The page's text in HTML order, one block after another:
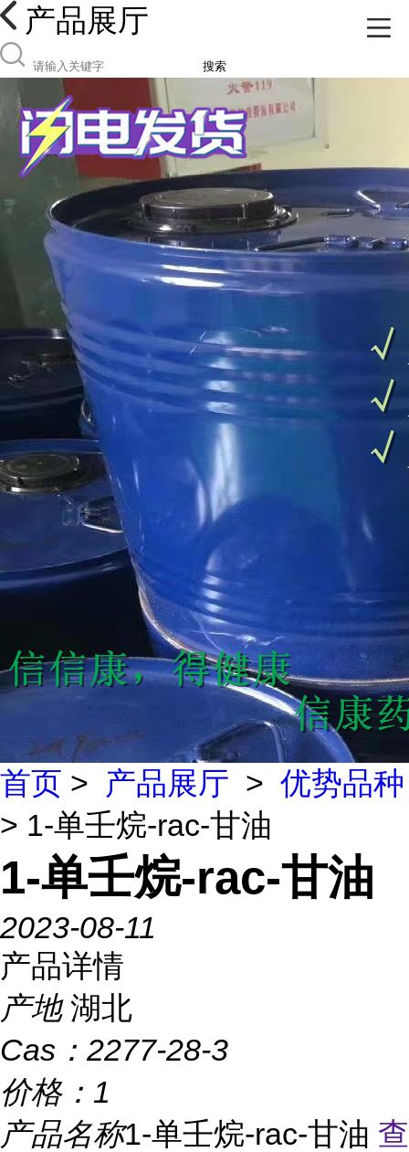
产品展厅
搜索
首页 > 产品展厅 > 优势品种
> 1-单壬烷-rac-甘油
1-单壬烷-rac-甘油
2023-08-11
产品详情
产地 湖北
Cas： 2277-28-3
价格： 1
产品名称1-单壬烷-rac-甘油 查